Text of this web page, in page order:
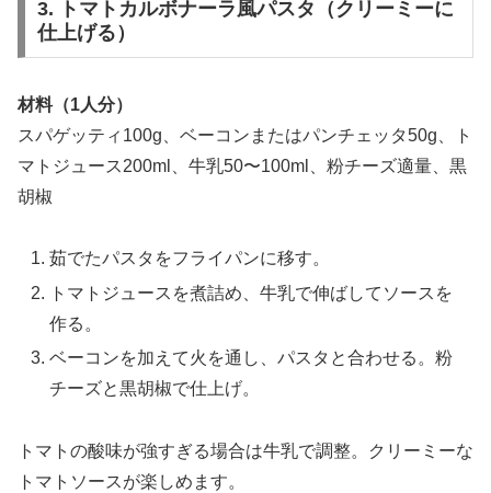
3. トマトカルボナーラ風パスタ（クリーミーに
仕上げる）
材料（1人分）
スパゲッティ100g、ベーコンまたはパンチェッタ50g、ト
マトジュース200ml、牛乳50〜100ml、粉チーズ適量、黒
胡椒
茹でたパスタをフライパンに移す。
トマトジュースを煮詰め、牛乳で伸ばしてソースを
作る。
ベーコンを加えて火を通し、パスタと合わせる。粉
チーズと黒胡椒で仕上げ。
トマトの酸味が強すぎる場合は牛乳で調整。クリーミーな
トマトソースが楽しめます。